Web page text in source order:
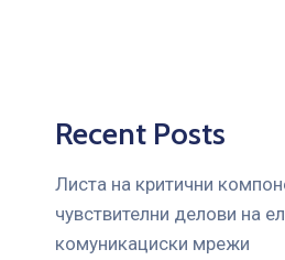
Recent Posts
Листа на критични
чувствителни делови на
комуникациски мрежи